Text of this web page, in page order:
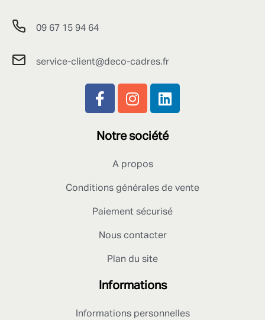
09 67 15 94 64
service-client@deco-cadres.fr
Notre société
A propos
Conditions générales de vente
Paiement sécurisé
Nous contacter
Plan du site
Informations
Informations personnelles